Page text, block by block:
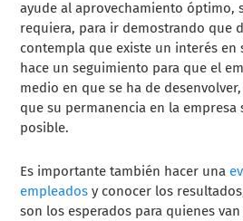
ayude al aprovechamiento óptimo,
requiera, para ir demostrando que
contempla que existe un interés en
hace un seguimiento para que el
medio en que se ha de
que su permanencia en la empresa
posible.
Es importante también hacer una
empleados y conocer los
son los esperados para quienes